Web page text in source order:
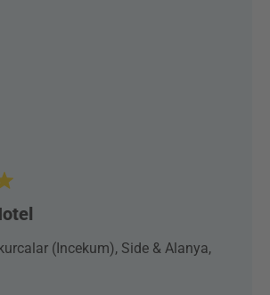
(Incekum), Side & Alanya,